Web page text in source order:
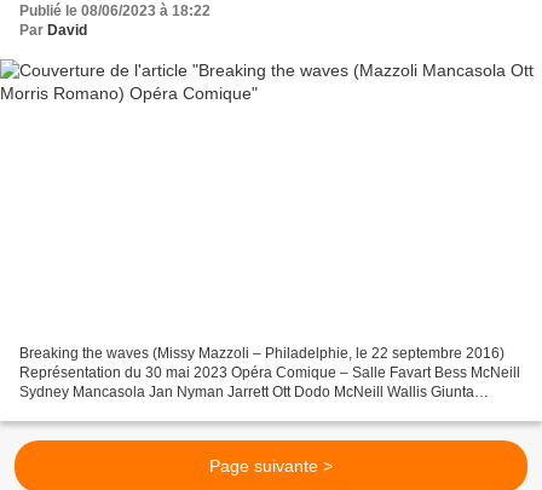
Publié le 08/06/2023 à 18:22
Par David
Breaking the waves (Missy Mazzoli – Philadelphie, le 22 septembre 2016)
Représentation du 30 mai 2023 Opéra Comique – Salle Favart Bess McNeill
Sydney Mancasola Jan Nyman Jarrett Ott Dodo McNeill Wallis Giunta
Page suivante >